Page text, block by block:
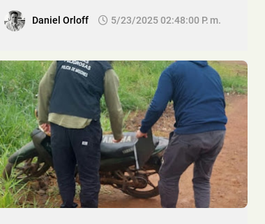
Daniel Orloff 5/23/2025 02:48:00 P. M.